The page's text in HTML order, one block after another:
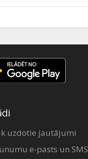
uzdotie jautājumi
e-pasts un SMS